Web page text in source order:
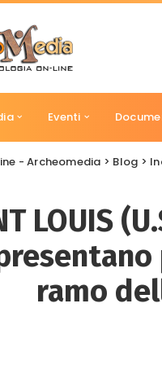
Eventi
- Archeomedia > Blog >
LOUIS
ramo